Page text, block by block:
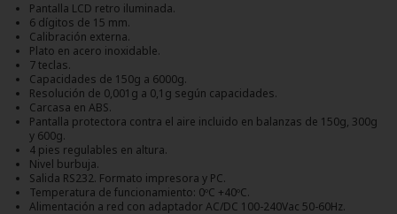
Pantalla LCD retro iluminada.
6 dígitos de 15 mm.
Calibración externa.
Plato en acero inoxidable.
7 teclas.
Capacidades de 150g a 6000g.
Resolución de 0,001g a 0,1g según capacidades.
Carcasa en ABS.
Pantalla protectora contra el aire incluido en balanzas de 150g, 300g
y 600g.
4 pies regulables en altura.
Nivel burbuja.
Salida RS232. Formato impresora y PC.
Temperatura de funcionamiento: 0ºC +40ºC.
Alimentación a red con adaptador AC/DC 100-240Vac 50-60Hz.